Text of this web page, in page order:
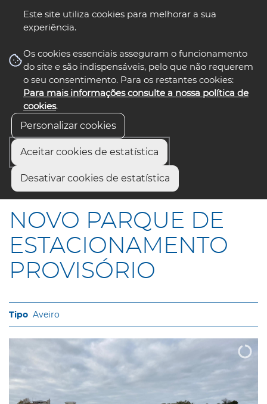
Este site utiliza cookies para melhorar a sua
experiência.
Os cookies essenciais asseguram o funcionamento
do site e são indispensáveis, pelo que não requerem
o seu consentimento. Para os restantes cookies:
Para mais informações consulte a nossa política de
cookies.
Personalizar cookies
Aceitar cookies de estatística
Desativar cookies de estatística
nos select language
Início
NOVO PARQUE DE ESTACIONAMENTO PROVISÓRIO
NOVO PARQUE DE
ESTACIONAMENTO
PROVISÓRIO
Aveiro